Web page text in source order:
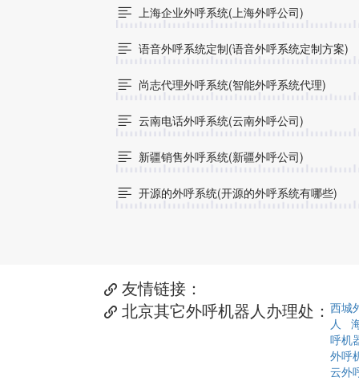
 上海企业外呼系统(上海外呼公司)
 语音外呼系统定制(语音外呼系统定制方案)
 尚志代理外呼系统(智能外呼系统代理)
 云南电话外呼系统(云南外呼公司)
 新疆销售外呼系统(新疆外呼公司)
 开源的外呼系统(开源的外呼系统有哪些)
 友情链接：
 北京其它外呼机器人办理处： 西城
人
呼机
外呼
云外